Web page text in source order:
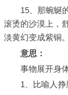
15、那蜿蜒的
滚烫的沙漠上，
淡黄幻变成紫铜。
意思：
事物展开身体
1、比喻人挣脱